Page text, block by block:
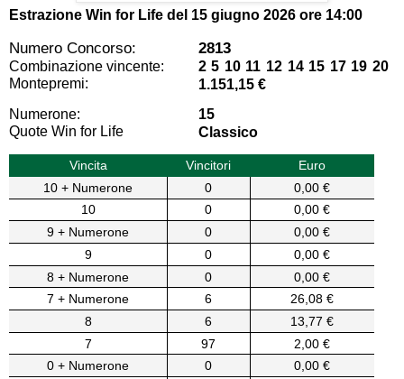
Estrazione Win for Life del 15 giugno 2026 ore 14:00
Numero Concorso: 2813
Combinazione vincente:
2 5 10 11 12 14 15 17 19 20
Montepremi:
1.151,15 €
Numerone:
15
Quote Win for Life
Classico
Vincita Vincitori
Euro
10 + Numerone
0
0,00 €
10
0
0,00 €
9 + Numerone
0
0,00 €
9
0
0,00 €
8 + Numerone
0
0,00 €
7 + Numerone
6
26,08 €
8
6
13,77 €
7
97
2,00 €
0 + Numerone
0
0,00 €